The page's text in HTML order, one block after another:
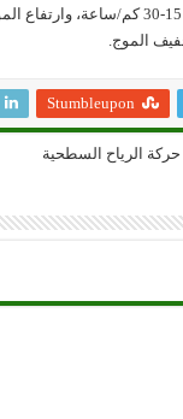
شمالية شرقية إلى شمالية غربية بسرعة 15-30 كم/ساعة،
الموج.
Stumbleupon
الرياح السطحية